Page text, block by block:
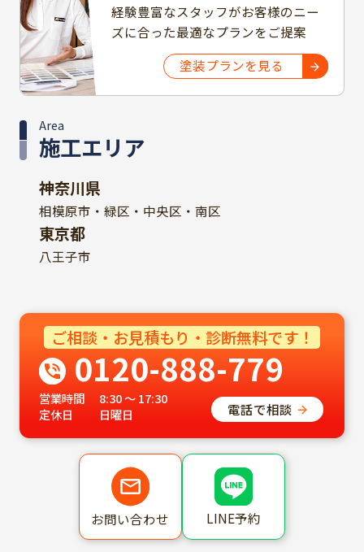
経験豊富なスタッフがお客様のニー
ズに合った最適なプランをご提案
塗装プランを見る
施工エリア
Area
神奈川県
相模原市・緑区・中央区・南区
東京都
八王子市
ご相談・お見積もり・診断無料です！
0120-888-779
営業時間
8:30 ～ 17:30
定休日
日曜日 電話で相談
お問い合わせ LINE予約